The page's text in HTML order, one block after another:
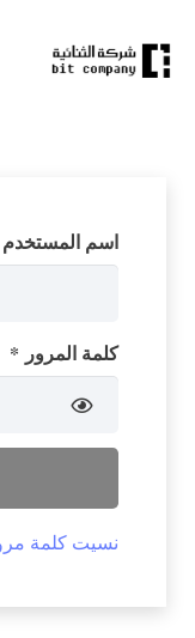
اسم المستخدم
كلمة المرور *
نسيت كلمة